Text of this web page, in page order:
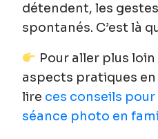
détendent, les
spontanés. C’est là
Pour aller plus
aspects pratiques
lire ces conseils
séance photo en